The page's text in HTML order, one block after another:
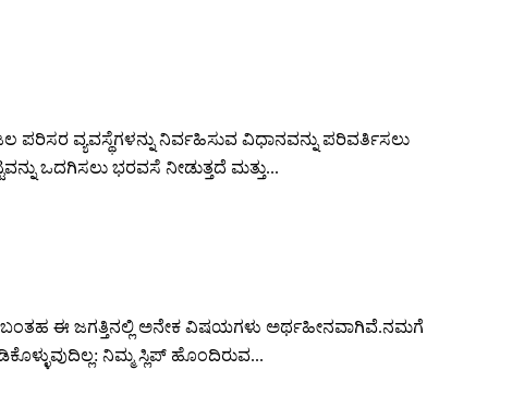
ಪರಿಸರ ವ್ಯವಸ್ಥೆಗಳನ್ನು ನಿರ್ವಹಿಸುವ ವಿಧಾನವನ್ನು ಪರಿವರ್ತಿಸಲು
ಒದಗಿಸಲು ಭರವಸೆ ನೀಡುತ್ತದೆ ಮತ್ತು...
ಈ ಜಗತ್ತಿನಲ್ಲಿ ಅನೇಕ ವಿಷಯಗಳು ಅರ್ಥಹೀನವಾಗಿವೆ.ನಮಗೆ
ನಿಮ್ಮ ಸ್ಲಿಪ್ ಹೊಂದಿರುವ...